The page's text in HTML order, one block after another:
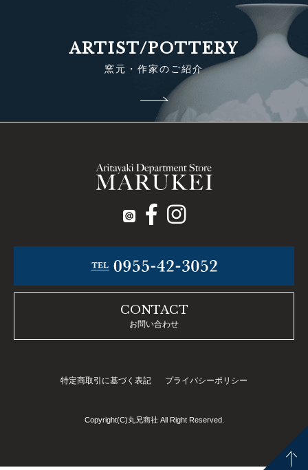
ARTIST/POTTERY
窯元・作家のご紹介
CONTACT
お問い合わせ
特定商取引に基づく表記 プライバシーポリシー
Copyright(C)丸兄商社 All Right Reserved.